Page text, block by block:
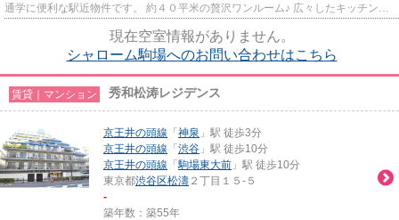
通学に便利な駅近物件です。 約４０平米の贅沢ワンルーム♪ 広々したキッチンス
現在空室情報がありません。
シャローム駒場へのお問い合わせはこちら
賃貸｜マンション 秀和松涛レジデンス
京王井の頭線 「 神泉 」駅 徒歩3分
京王井の頭線 「 渋谷 」駅 徒歩10分
京王井の頭線 「駒場東大前 」駅 徒歩10分
東京都渋谷区松濤 ２丁目１５-５
-
築年数：築55年